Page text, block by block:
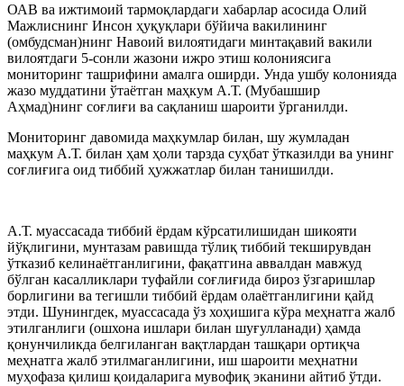
ОАВ ва ижтимоий тармоқлардаги хабарлар асосида Олий
Мажлиснинг Инсон ҳуқуқлари бўйича вакилининг
(омбудсман)нинг Навоий вилоятидаги минтақавий вакили
вилоятдаги 5-сонли жазони ижро этиш колониясига
мониторинг ташрифини амалга оширди. Унда ушбу колонияда
жазо муддатини ўтаётган маҳкум А.Т. (Мубашшир
Аҳмад)нинг соғлиғи ва сақланиш шароити ўрганилди.
Мониторинг давомида маҳкумлар билан, шу жумладан
маҳкум А.Т. билан ҳам ҳоли тарзда суҳбат ўтказилди ва унинг
соғлиғига оид тиббий ҳужжатлар билан танишилди.
А.Т. муассасада тиббий ёрдам кўрсатилишидан шикояти
йўқлигини, мунтазам равишда тўлиқ тиббий текширувдан
ўтказиб келинаётганлигини, фақатгина аввалдан мавжуд
бўлган касалликлари туфайли соғлиғида бироз ўзгаришлар
борлигини ва тегишли тиббий ёрдам олаётганлигини қайд
этди. Шунингдек, муассасада ўз хоҳишига кўра меҳнатга жалб
этилганлиги (ошхона ишлари билан шуғулланади) ҳамда
қонунчиликда белгиланган вақтлардан ташқари ортиқча
меҳнатга жалб этилмаганлигини, иш шароити меҳнатни
муҳофаза қилиш қоидаларига мувофиқ эканини айтиб ўтди.